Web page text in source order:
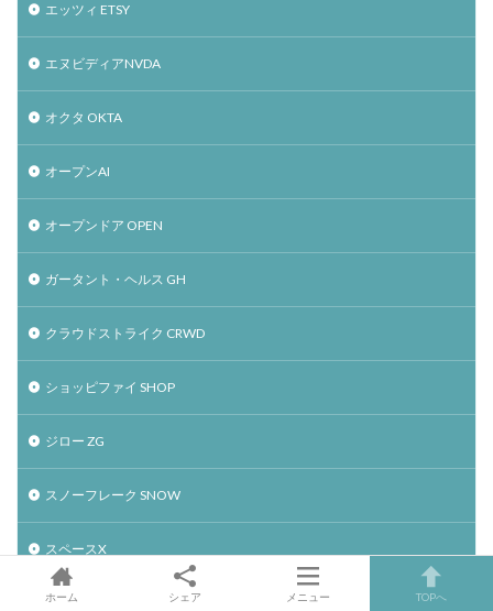
エッツィ ETSY
エヌビディアNVDA
オクタ OKTA
オープンAI
オープンドア OPEN
ガータント・ヘルス GH
クラウドストライク CRWD
ショッピファイ SHOP
ジロー ZG
スノーフレーク SNOW
スペースX
スーパー・マイクロ・コンピュータ SMCI
ホーム シェア メニュー TOPへ